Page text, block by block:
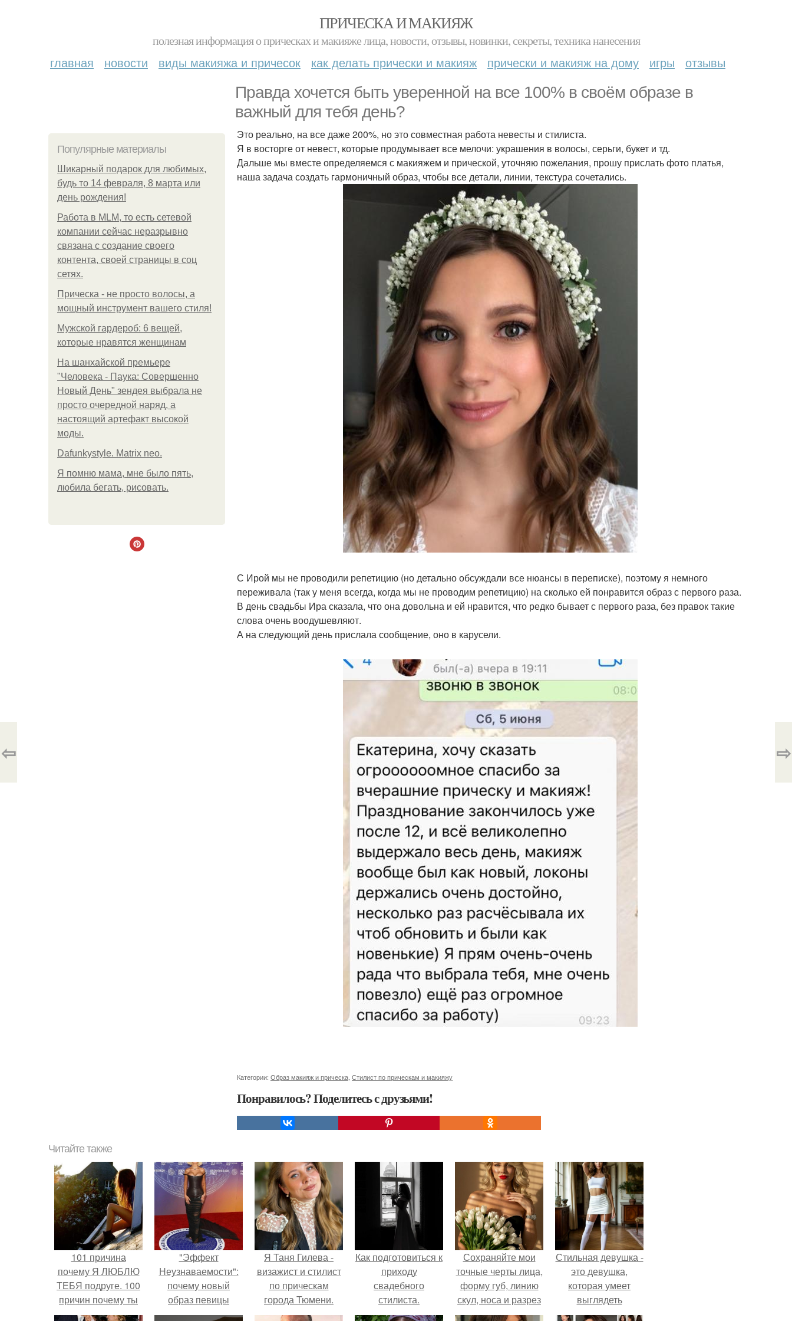
ПРИЧЕСКА И МАКИЯЖ
полезная информация о прическах и макияже лица, новости, отзывы, новинки, секреты, техника нанесения
главная новости виды макияжа и причесок как делать прически и макияж прически и макияж на дому игры отзывы
Правда хочется быть уверенной на все 100% в своём образе в
важный для тебя день?
Популярные материалы
Шикарный подарок для любимых,
будь то 14 февраля, 8 марта или
день рождения!
Работа в MLM, то есть сетевой
компании сейчас неразрывно
связана с создание своего
контента, своей страницы в соц
сетях.
Прическа - не просто волосы, а
мощный инструмент вашего стиля!
Мужской гардероб: 6 вещей,
которые нравятся женщинам
На шанхайской премьере
"Человека - Паука: Совершенно
Новый День" зендея выбрала не
просто очередной наряд, а
настоящий артефакт высокой
моды.
Dafunkystyle. Matrix neo.
Я помню мама, мне было пять,
любила бегать, рисовать.
Это реально, на все даже 200%, но это совместная работа невесты и стилиста.
Я в восторге от невест, которые продумывает все мелочи: украшения в волосы, серьги, букет и тд.
Дальше мы вместе определяемся с макияжем и прической, уточняю пожелания, прошу прислать фото платья,
наша задача создать гармоничный образ, чтобы все детали, линии, текстура сочетались.
С Ирой мы не проводили репетицию (но детально обсуждали все нюансы в переписке), поэтому я немного
переживала (так у меня всегда, когда мы не проводим репетицию) на сколько ей понравится образ с первого раза.
В день свадьбы Ира сказала, что она довольна и ей нравится, что редко бывает с первого раза, без правок такие
слова очень воодушевляют.
А на следующий день прислала сообщение, оно в карусели.
Категории: Образ макияж и прическа Стилист по прическам и макияжу
Понравилось? Поделитесь с друзьями!
⇦ ⇨
Читайте также
101 причина
почему Я ЛЮБЛЮ
ТЕБЯ подруге. 100
причин почему ты
моя лучшая
"Эффект
Неузнаваемости":
почему новый
образ певицы
вызвал споры о
Я Таня Гилева -
визажист и стилист
по прическам
города Тюмени.
Как подготовиться к
приходу
свадебного
стилиста.
Сохраняйте мои
точные черты лица,
форму губ, линию
скул, носа и разрез
глаз.
Стильная девушка -
это девушка,
которая умеет
выглядеть
привлекательно и